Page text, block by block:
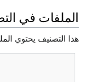
الملفات في
هذا التصنيف يحتوي